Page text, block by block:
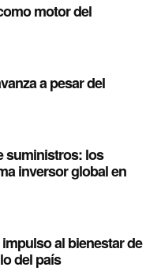
motor del
a pesar del
suministros: los
inversor global en
al bienestar de
del país